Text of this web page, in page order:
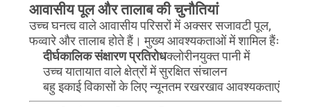
समाचार
मामलों
आवासीय पूल और तालाब की चुनौतियां
उच्च घनत्व वाले आवासीय परिसरों में अक्सर सजावटी पूल,
फव्वारे और तालाब होते हैं। मुख्य आवश्यकताओं में शामिल हैंः
दीर्घकालिक संक्षारण प्रतिरोधक्लोरीनयुक्त पानी में
उच्च यातायात वाले क्षेत्रों में सुरक्षित संचालन
बहु इकाई विकासों के लिए न्यूनतम रखरखाव आवश्यकताएं